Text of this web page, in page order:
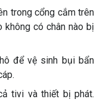
trong cổng cắm trên
có chân nào bị
để vệ sinh bụi bẩn
tivi và thiết bị phát.